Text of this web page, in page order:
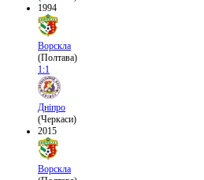
1994
Ворскла
(Полтава)
1:1
Дніпро
(Черкаси)
2015
Ворскла